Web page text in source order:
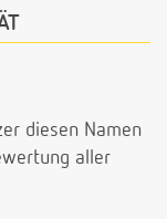
diesen Namen
aller